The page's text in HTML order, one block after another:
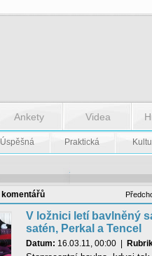
Ankety Videa
Úspěšná Praktická
komentářů
V ložnici letí bavlněný
satén, Perkal a Tencel
Datum: 16.03.11, 00:00|